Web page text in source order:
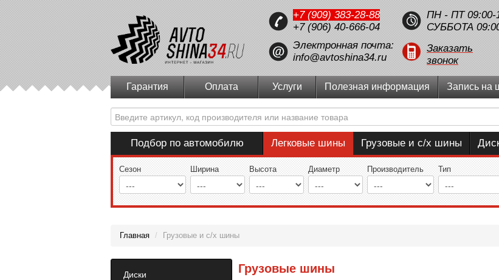
+7 (909) 383-28-88
+7 (906) 40-666-04
Электронная почта:
info@avtoshina34.ru
ПН - ПТ 09:00-
СУББОТА
Заказать
звонок
Гарантия Оплата Услуги Полезная информация Запись на
Подбор по автомобилю Легковые шины Грузовые и с/х шины
Сезон Ширина Высота Диаметр Производитель Тип
Главная / Грузовые и с/х шины
Диски Грузовые шины